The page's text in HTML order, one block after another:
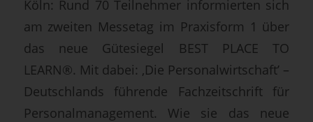
Köln: Rund 70 Teilnehmer informierten sich
am zweiten Messetag im Praxisform 1 über
das neue Gütesiegel BEST PLACE TO
LEARN®. Mit dabei: ‚Die Personalwirtschaft’ –
Deutschlands führende Fachzeitschrift für
Personalmanagement. Wie sie das neue